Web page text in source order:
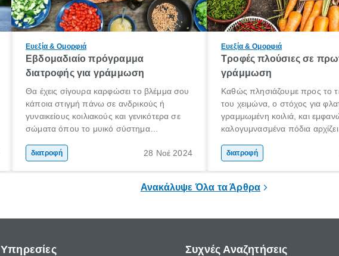
Ευεξία & Ομορφιά
Εβδομαδιαίο πρόγραμμα
διατροφής για γράμμωση
Θα έχεις σίγουρα καρφώσει το βλέμμα σου
κάποια στιγμή πάνω σε ανδρικούς ή
γυναικείους κοιλιακούς και γενικότερα σε
σώματα όπου το μυικό σύστημα
εποχής.
διατροφή 28 Νοέ 2024
Ευεξία & Ομορφιά
Τροφές πλούσιες σε
γράμμωση
Καθώς πλησιάζουμε προς το
του χειμώνα, ο στόχος για
γραμμωμένη κοιλιά, και
καλογυμνασμένα πόδια αρχίζει
παρελθόν είχες σίγουρα
για αποτελεσματικά βήματα.
διατροφή
Ανακάλυψε Όλα τα Άρθρα
Υπηρεσίες Συχνές Αναζητήσεις